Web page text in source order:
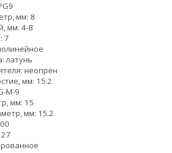
мм: 8
мм: 4-8
7
латунь
неопрен
мм: 15.2
M-9
мм: 15
мм: 15.2